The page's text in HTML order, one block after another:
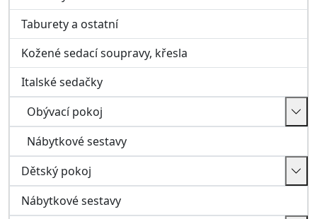
Ložnice
Nábytkové sestavy
Koupelna
Koupelnové sestavy
Kuchyně
Chodba a předsíň
Předsíňové stěny